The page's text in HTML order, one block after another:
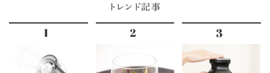
トレンド記事